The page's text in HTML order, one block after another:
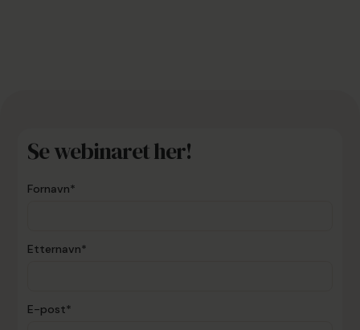
Se webinaret her!
Fornavn*
Etternavn*
E-post*